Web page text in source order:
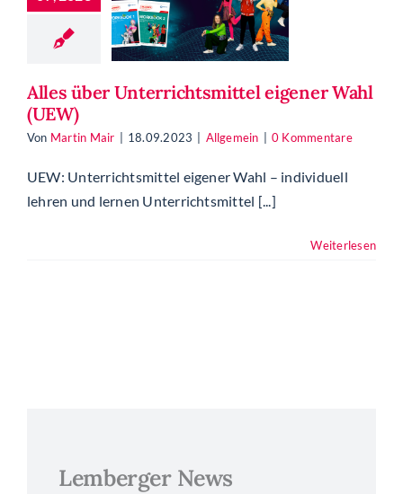
Wahl
Alles über Unterrichtsmittel eigener Wahl
(UEW)
Von Martin Mair 18.09.2023 Allgemein 0 Kommentare
UEW: Unterrichtsmittel eigener Wahl – individuell
lehren und lernen Unterrichtsmittel [...]
Weiterlesen
Lemberger News